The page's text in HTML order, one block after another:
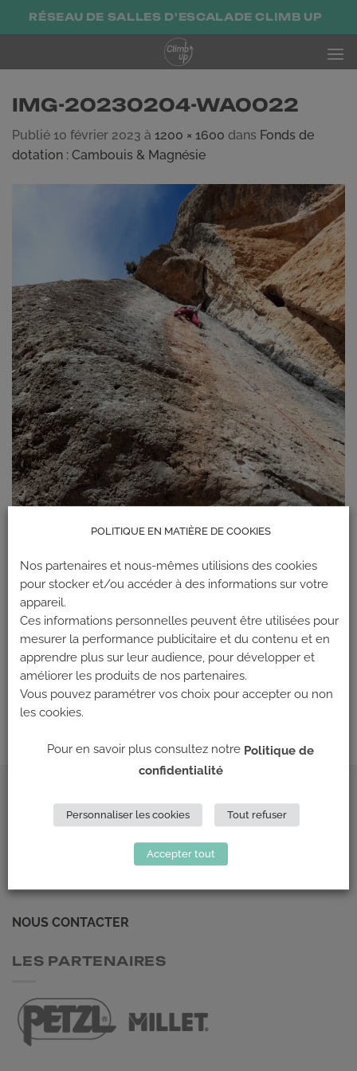
PasserRÉSEAU DE SALLES D'ESCALADE CLIMB UP
IMG-20230204-WA0022
Publié 10 février 2023 à 1200 × 1600 dans Fonds de
dotation : Cambouis & Magnésie
Les commentaires et les rétroliens sont actuellement fermés.
← Précédent
Suivant→
Climb Up (Siège social)
148 Avenue Jean Jaurès
NOUS CONTACTER
LES PARTENAIRES
POLITIQUE EN MATIÈRE DE COOKIES
Nos partenaires et nous-mêmes utilisions des cookies
pour stocker et/ou accéder à des informations sur votre
appareil.
Ces informations personnelles peuvent être utilisées pour
mesurer la performance publicitaire et du contenu et en
apprendre plus sur leur audience, pour développer et
améliorer les produits de nos partenaires.
Vous pouvez paramétrer vos choix pour accepter ou non
les cookies.
Pour en savoir plus consultez notre Politique de
confidentialité
Personnaliser les cookies Tout refuser
Accepter tout